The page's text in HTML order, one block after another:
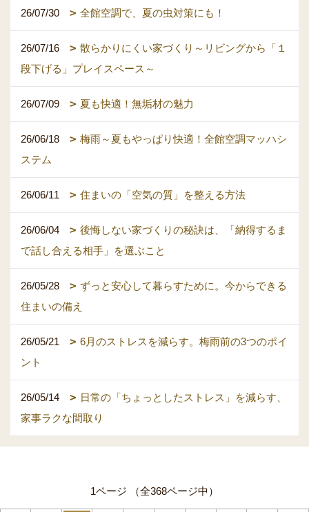
26/07/30 全館空調で、夏の虫対策にも！
26/07/16
散らかりにくい家づくり～リビングから「１
段下げる」プレイスペース～
26/07/09 夏も快適！無垢材の魅力
26/06/18
梅雨～夏もやっぱり快適！全館空調マッハシ
ステム
26/06/11 住まいの「空気の質」を整える方法
26/06/04
後悔しない家づくりの秘訣は、「納得するま
で話し合える相手」を選ぶこと
26/05/28
ずっと安心して暮らすために。今からできる
住まいの備え
26/05/21
6月のストレスを減らす。梅雨前の3つのポイ
ント
26/05/14
日常の「ちょっとしたストレス」を減らす、
家事ラクな間取り
1ページ （全368ページ中）